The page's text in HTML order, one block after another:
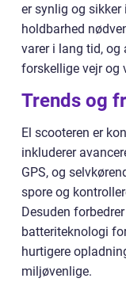
er synlig og sikker
holdbarhed
varer i lang tid, og
forskellige vejr og
Trends og
El scooteren er
inkluderer
GPS, og
spore og
Desuden
batteriteknologi
hurtigere
miljøvenlige.